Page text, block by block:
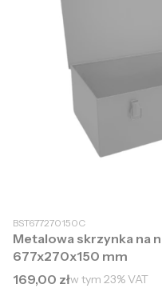
BST677270150C
Metalowa skrzynka na
677x270x150 mm
Cena brutto
169,00 złw tym 23%VAT